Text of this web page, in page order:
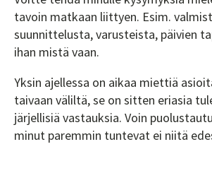
tavoin matkaan liittyen. Esim.
suunnittelusta, varusteista, päivien
ihan mistä vaan.
Yksin ajellessa on aikaa miettiä
taivaan väliltä, se on sitten eriasia
järjellisiä vastauksia. Voin
minut paremmin tuntevat ei niitä